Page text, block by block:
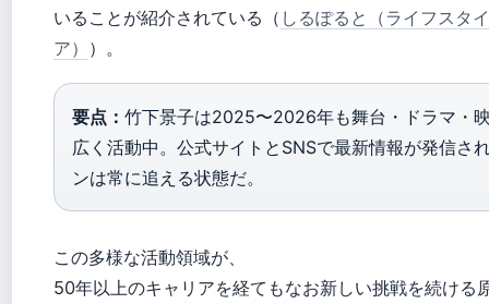
いることが紹介されている（ しるぽると（ライフスタ
ア） ）。
要点： 竹下景子は2025〜2026年も舞台・ドラマ・
広く活動中。公式サイトとSNSで最新情報が発信さ
ンは常に追える状態だ。
この多様な活動領域が、
50年以上のキャリアを経てもなお新しい挑戦を続ける